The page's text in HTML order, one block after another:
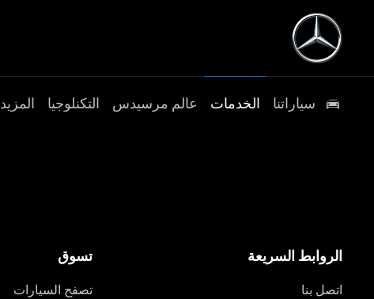
سياراتنا الخدمات عالم مرسيدس التكنلوجيا المزيد
الروابط السريعة
اتصل بنا
تسوق
تصفح السيارات